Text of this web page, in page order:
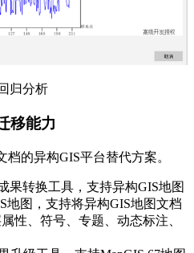
归分析
移能力
的异构GIS平台替代方案。
果转换工具，支持异构GIS地图
地图，支持将异构GIS地图文档
性、符号、专题、动态标注、